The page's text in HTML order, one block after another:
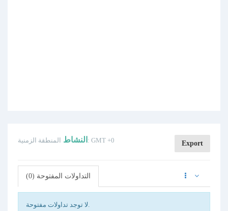
النشاط المنطقة الزمنية: GMT +0 Export
التداولات المفتوحة (0)
لا توجد تداولات مفتوحة.